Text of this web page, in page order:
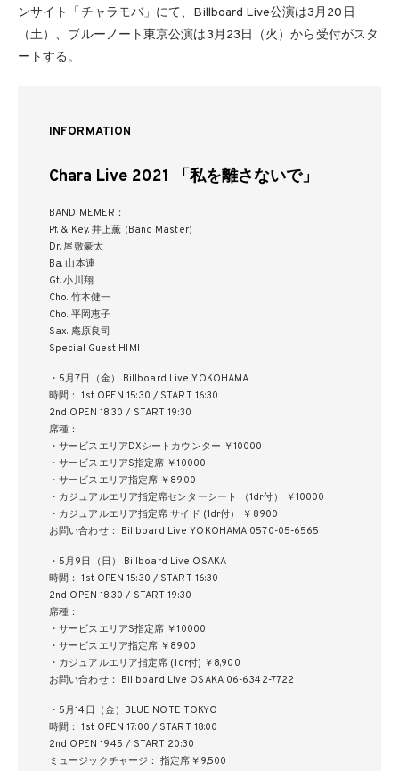
ンサイト「チャラモバ」にて、Billboard Live公演は3月20日
（土）、ブルーノート東京公演は3月23日（火）から受付がスタ
ートする。
INFORMATION
Chara Live 2021 「私を離さないで」
BAND MEMER：
Pf. & Key. 井上薫 (Band Master)
Dr. 屋敷豪太
Ba. 山本連
Gt. 小川翔
Cho. 竹本健一
Cho. 平岡恵子
Sax. 庵原良司
Special Guest HIMI
・5月7日（金） Billboard Live YOKOHAMA
時間： 1st OPEN 15:30 / START 16:30
2nd OPEN 18:30 / START 19:30
席種：
・サービスエリアDXシートカウンター ￥10000
・サービスエリアS指定席 ￥10000
・サービスエリア指定席 ￥8900
・カジュアルエリア指定席センターシート （1dr付） ￥10000
・カジュアルエリア指定席 サイド (1dr付） ￥8900
お問い合わせ： Billboard Live YOKOHAMA 0570-05-6565
・5月9日（日） Billboard Live OSAKA
時間： 1st OPEN 15:30 / START 16:30
2nd OPEN 18:30 / START 19:30
席種：
・サービスエリアS指定席 ￥10000
・サービスエリア指定席 ￥8900
・カジュアルエリア指定席 (1dr付) ￥8,900
お問い合わせ： Billboard Live OSAKA 06-6342-7722
・5月14日（金）BLUE NOTE TOKYO
時間： 1st OPEN 17:00 / START 18:00
2nd OPEN 19:45 / START 20:30
ミュージックチャージ： 指定席￥9,500